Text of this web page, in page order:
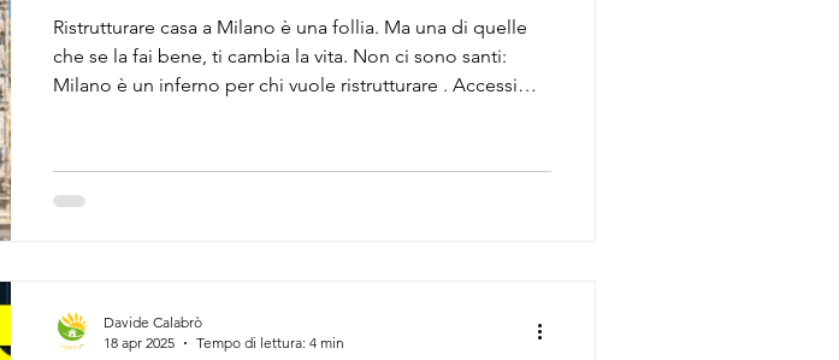
Ristrutturare casa a Milano è una follia. Ma una di quelle
che se la fai bene, ti cambia la vita. Non ci sono santi:
Milano è un inferno per chi vuole ristrutturare . Accessi
idea di cosa sia un kWh. E nel mezzo ci sei tu, che vuoi
una casa bella, comoda, efficiente, sostenibile, magari
Davide Calabrò
18 apr 2025
Tempo di lettura: 4 min